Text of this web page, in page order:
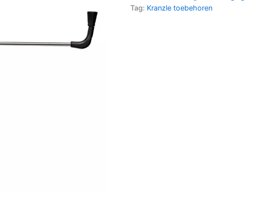
Tag: Kranzle toebehoren